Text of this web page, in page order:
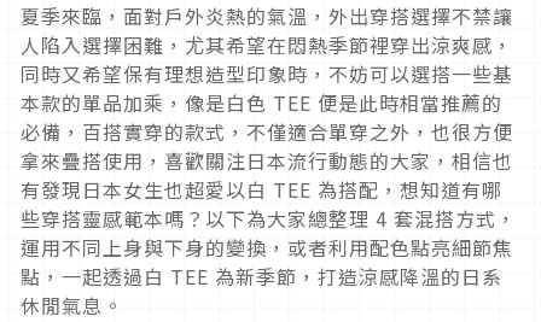
夏季來臨，面對戶外炎熱的氣溫，外出穿搭選擇不禁讓
人陷入選擇困難，尤其希望在悶熱季節裡穿出涼爽感，
同時又希望保有理想造型印象時，不妨可以選搭一些基
本款的單品加乘，像是白色 TEE 便是此時相當推薦的
必備，百搭實穿的款式，不僅適合單穿之外，也很方便
拿來疊搭使用，喜歡關注日本流行動態的大家，相信也
有發現日本女生也超愛以白 TEE 為搭配，想知道有哪
些穿搭靈感範本嗎？以下為大家總整理 4 套混搭方式，
運用不同上身與下身的變換，或者利用配色點亮細節焦
點，一起透過白 TEE 為新季節，打造涼感降溫的日系
休閒氣息。